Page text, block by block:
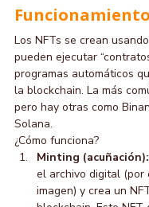
Los NFTs se crean
pueden ejecutar
programas automáticos
la blockchain. La más
pero hay otras como
Solana.
¿Cómo funciona?
Minting (acuñación):
el archivo digital (por
imagen) y crea un